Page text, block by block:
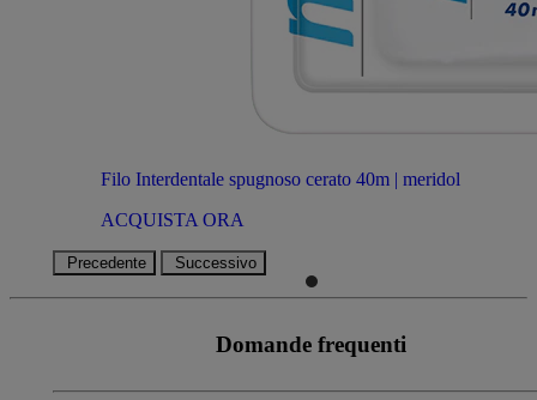
Filo Interdentale spugnoso cerato 40m | meridol
ACQUISTA ORA
Precedente Successivo
Domande frequenti